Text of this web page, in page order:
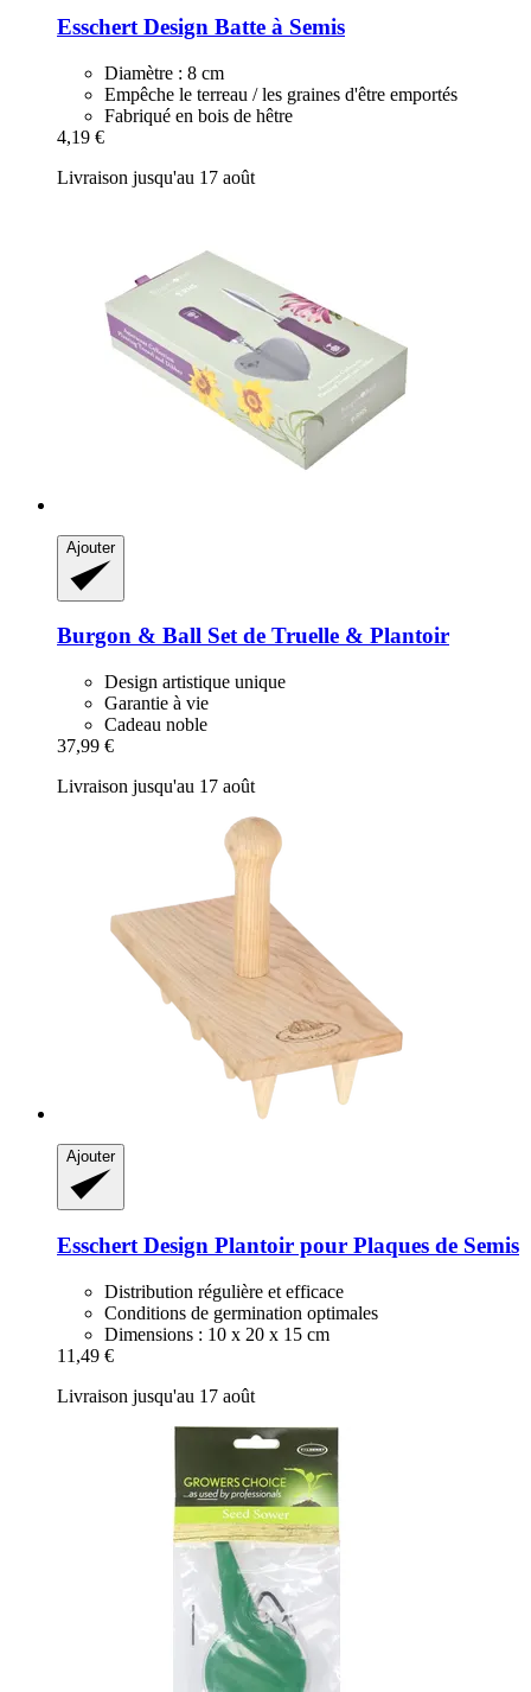
Esschert Design Batte à Semis
Diamètre : 8 cm
Empêche le terreau / les graines d'être emportés
Fabriqué en bois de hêtre
4,19 €
Livraison jusqu'au 17 août
Ajouter
Burgon & Ball Set de Truelle & Plantoir
Design artistique unique
Garantie à vie
Cadeau noble
37,99 €
Livraison jusqu'au 17 août
Ajouter
Esschert Design Plantoir pour Plaques de Semis
Distribution régulière et efficace
Conditions de germination optimales
Dimensions : 10 x 20 x 15 cm
11,49 €
Livraison jusqu'au 17 août